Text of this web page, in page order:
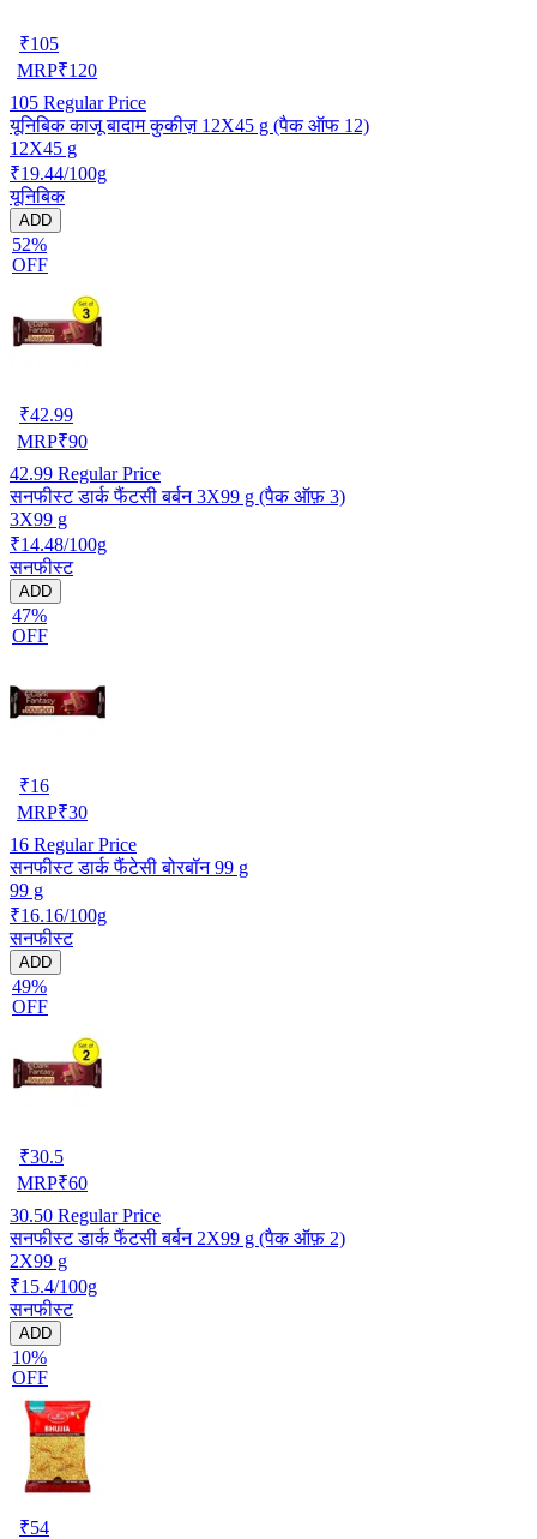
₹105
MRP₹120
105 Regular Price
यूनिबिक काजू बादाम कुकीज़ 12X45 g (पैक ऑफ 12)
12X45 g
₹19.44/100g
यूनिबिक
ADD
52%
OFF
₹42.99
MRP₹90
42.99 Regular Price
सनफीस्ट डार्क फैंटसी बर्बन 3X99 g (पैक ऑफ़ 3)
3X99 g
₹14.48/100g
सनफीस्ट
ADD
47%
OFF
₹16
MRP₹30
16 Regular Price
सनफीस्ट डार्क फैंटेसी बोरबॉन 99 g
99 g
₹16.16/100g
सनफीस्ट
ADD
49%
OFF
₹30.5
MRP₹60
30.50 Regular Price
सनफीस्ट डार्क फैंटसी बर्बन 2X99 g (पैक ऑफ़ 2)
2X99 g
₹15.4/100g
सनफीस्ट
ADD
10%
OFF
₹54